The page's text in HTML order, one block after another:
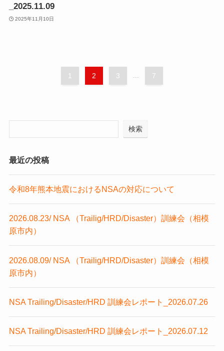
_2025.11.09
2025年11月10日
1 2 3 ... 7
検索
最近の投稿
令和8年熊本地震におけるNSAの対応について
2026.08.23/ NSA （Trailig/HRD/Disaster）訓練会（相模
原市内）
2026.08.09/ NSA （Trailig/HRD/Disaster）訓練会（相模
原市内）
NSA Trailing/Disaster/HRD 訓練会レポート_2026.07.26
NSA Trailing/Disaster/HRD 訓練会レポート_2026.07.12